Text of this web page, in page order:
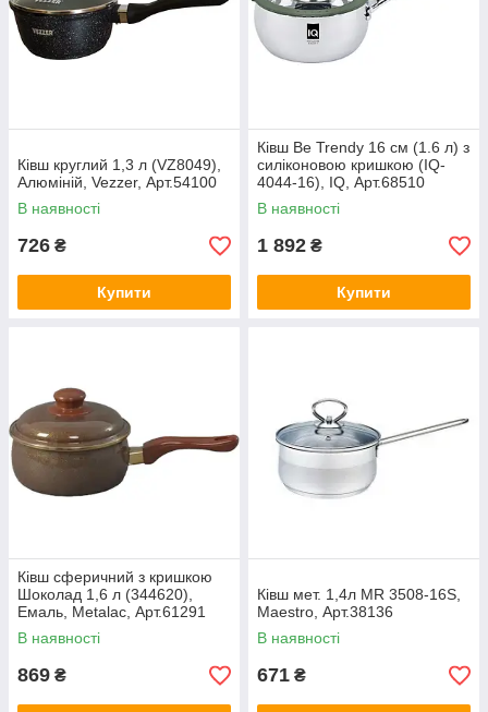
Ківш круглий 1,3 л (VZ8049),
Алюміній, Vezzer, Арт.54100
В наявності
726 ₴
Купити
Ківш Be Trendy 16 см (1.6 л) з
силіконовою кришкою (IQ-
4044-16), IQ, Арт.68510
В наявності
1 892 ₴
Купити
Ківш сферичний з кришкою
Шоколад 1,6 л (344620),
Емаль, Metalac, Арт.61291
В наявності
869 ₴
Ківш мет. 1,4л MR 3508-16S,
Maestro, Арт.38136
В наявності
671 ₴